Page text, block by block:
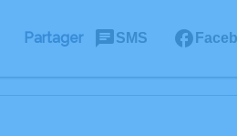
Partager SMS